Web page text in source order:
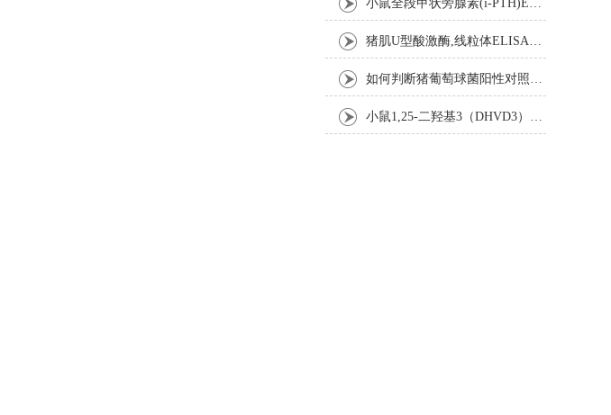
小鼠全段甲状旁腺素(i-PTH)ELISA试剂盒操作步骤
猪肌U型酸激酶,线粒体ELISA试剂盒注意事项
如何判断猪葡萄球菌阳性对照是否失效
小鼠1,25-二羟基3（DHVD3）elisa试剂盒操作步骤